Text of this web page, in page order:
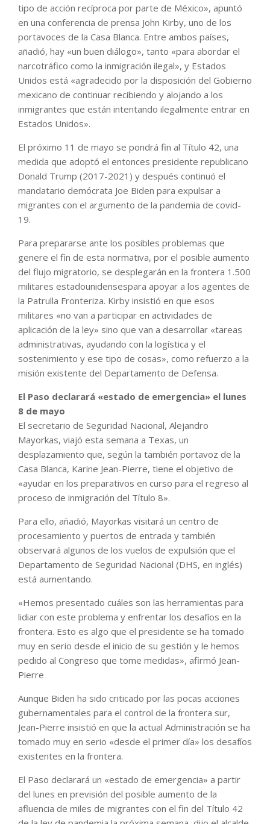
tipo de acción recíproca por parte de México», apuntó
en una conferencia de prensa John Kirby, uno de los
portavoces de la Casa Blanca. Entre ambos países,
añadió, hay «un buen diálogo», tanto «para abordar el
narcotráfico como la inmigración ilegal», y Estados
Unidos está «agradecido por la disposición del Gobierno
mexicano de continuar recibiendo y alojando a los
inmigrantes que están intentando ilegalmente entrar en
Estados Unidos».
El próximo 11 de mayo se pondrá fin al Título 42, una
medida que adoptó el entonces presidente republicano
Donald Trump (2017-2021) y después continuó el
mandatario demócrata Joe Biden para expulsar a
migrantes con el argumento de la pandemia de covid-
19.
Para prepararse ante los posibles problemas que
genere el fin de esta normativa, por el posible aumento
del flujo migratorio, se desplegarán en la frontera 1.500
militares estadounidensespara apoyar a los agentes de
la Patrulla Fronteriza. Kirby insistió en que esos
militares «no van a participar en actividades de
aplicación de la ley» sino que van a desarrollar «tareas
administrativas, ayudando con la logística y el
sostenimiento y ese tipo de cosas», como refuerzo a la
misión existente del Departamento de Defensa.
El Paso declarará «estado de emergencia» el lunes
8 de mayo
El secretario de Seguridad Nacional, Alejandro
Mayorkas, viajó esta semana a Texas, un
desplazamiento que, según la también portavoz de la
Casa Blanca, Karine Jean-Pierre, tiene el objetivo de
«ayudar en los preparativos en curso para el regreso al
proceso de inmigración del Título 8».
Para ello, añadió, Mayorkas visitará un centro de
procesamiento y puertos de entrada y también
observará algunos de los vuelos de expulsión que el
Departamento de Seguridad Nacional (DHS, en inglés)
está aumentando.
«Hemos presentado cuáles son las herramientas para
lidiar con este problema y enfrentar los desafíos en la
frontera. Esto es algo que el presidente se ha tomado
muy en serio desde el inicio de su gestión y le hemos
pedido al Congreso que tome medidas», afirmó Jean-
Pierre
Aunque Biden ha sido criticado por las pocas acciones
gubernamentales para el control de la frontera sur,
Jean-Pierre insistió en que la actual Administración se ha
tomado muy en serio «desde el primer día» los desafíos
existentes en la frontera.
El Paso declarará un «estado de emergencia» a partir
del lunes en previsión del posible aumento de la
afluencia de miles de migrantes con el fin del Título 42